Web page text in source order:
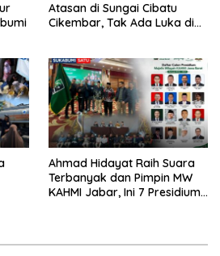
Atasan di Sungai Cibatu
Cikembar, Tak Ada Luka di
Ahmad Hidayat Raih Suara
Terbanyak dan Pimpin MW
KAHMI Jabar, Ini 7 Presidium